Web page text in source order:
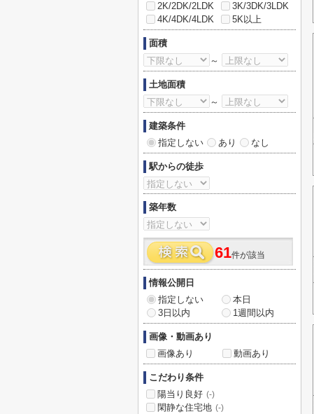
2K/2DK/2LDK
3K/3DK/3LDK
4K/4DK/4LDK
5K以上
面積
～
土地面積
～
建築条件
指定しない
あり なし
駅からの徒歩
築年数
61件が該当
情報公開日
指定しない
本日
3日以内
1週間以内
画像・動画あり
画像あり
動画あり
こだわり条件
陽当り良好 (-)
閑静な住宅地 (-)